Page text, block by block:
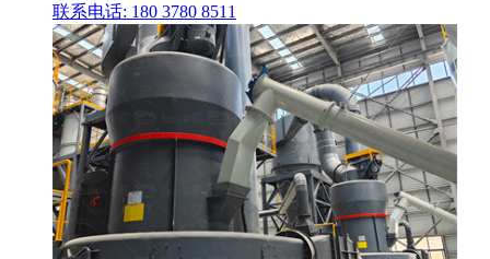
联系电话: 180 3780 8511